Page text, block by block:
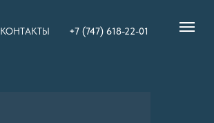
+7 (747) 618-22-01
КОНТАКТЫ